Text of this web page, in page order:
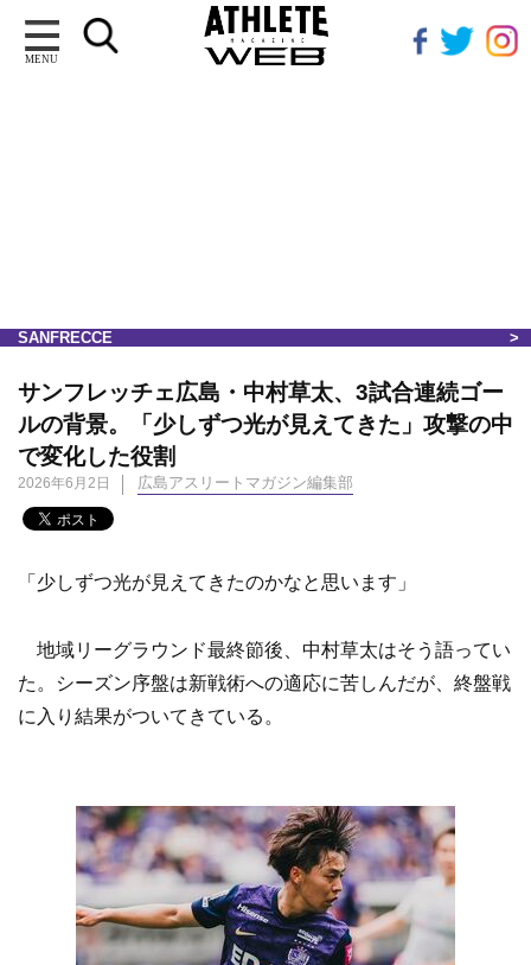
MENU
SANFRECCE
サンフレッチェ広島・中村草太、3試合連続ゴー
ルの背景。「少しずつ光が見えてきた」攻撃の中
で変化した役割
2026年6月2日 広島アスリートマガジン編集部
「少しずつ光が見えてきたのかなと思います」
地域リーグラウンド最終節後、中村草太はそう語ってい
た。シーズン序盤は新戦術への適応に苦しんだが、終盤戦
に入り結果がついてきている。